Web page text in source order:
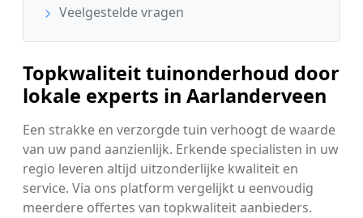
Veelgestelde vragen
Topkwaliteit tuinonderhoud door
lokale experts in Aarlanderveen
Een strakke en verzorgde tuin verhoogt de waarde
van uw pand aanzienlijk. Erkende specialisten in uw
regio leveren altijd uitzonderlijke kwaliteit en
service. Via ons platform vergelijkt u eenvoudig
meerdere offertes van topkwaliteit aanbieders.